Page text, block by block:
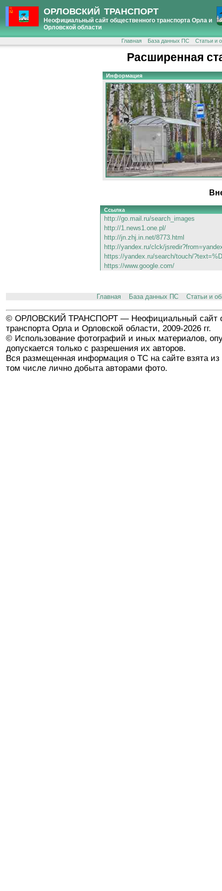
ОРЛОВСКИЙ ТРАНСПОРТ
Неофициальный сайт общественного транспорта Орла и
Орловской области
Главная База данных ПС Статьи и
Расширенная
Информация
Ссылка
http://go.mail.ru/search_images
http://1.news1.one.pl/
http://jn.zhj.in.net/8773.html
http://yandex.ru/clck/
https://yandex.ru/search/touch/
https://www.google.com/
Главная База данных ПС Статьи и
© ОРЛОВСКИЙ ТРАНСПОРТ — Неофициальный сайт
транспорта Орла и Орловской области, 2009-2026 гг.
© Использование фотографий и иных материалов,
допускается только с разрешения их авторов.
Вся размещенная информация о ТС на сайте взята из
том числе лично добыта авторами фото.